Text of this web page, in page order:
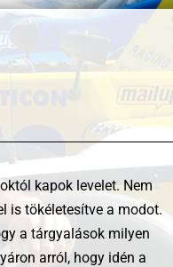
kapok levelet. Nem
is tökéletesítve a modot.
a tárgyalások milyen
arról, hogy idén a